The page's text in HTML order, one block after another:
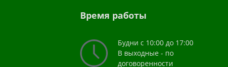
Время работы
Будни с 10:00 до 17:00
В выходные - по
договоренности